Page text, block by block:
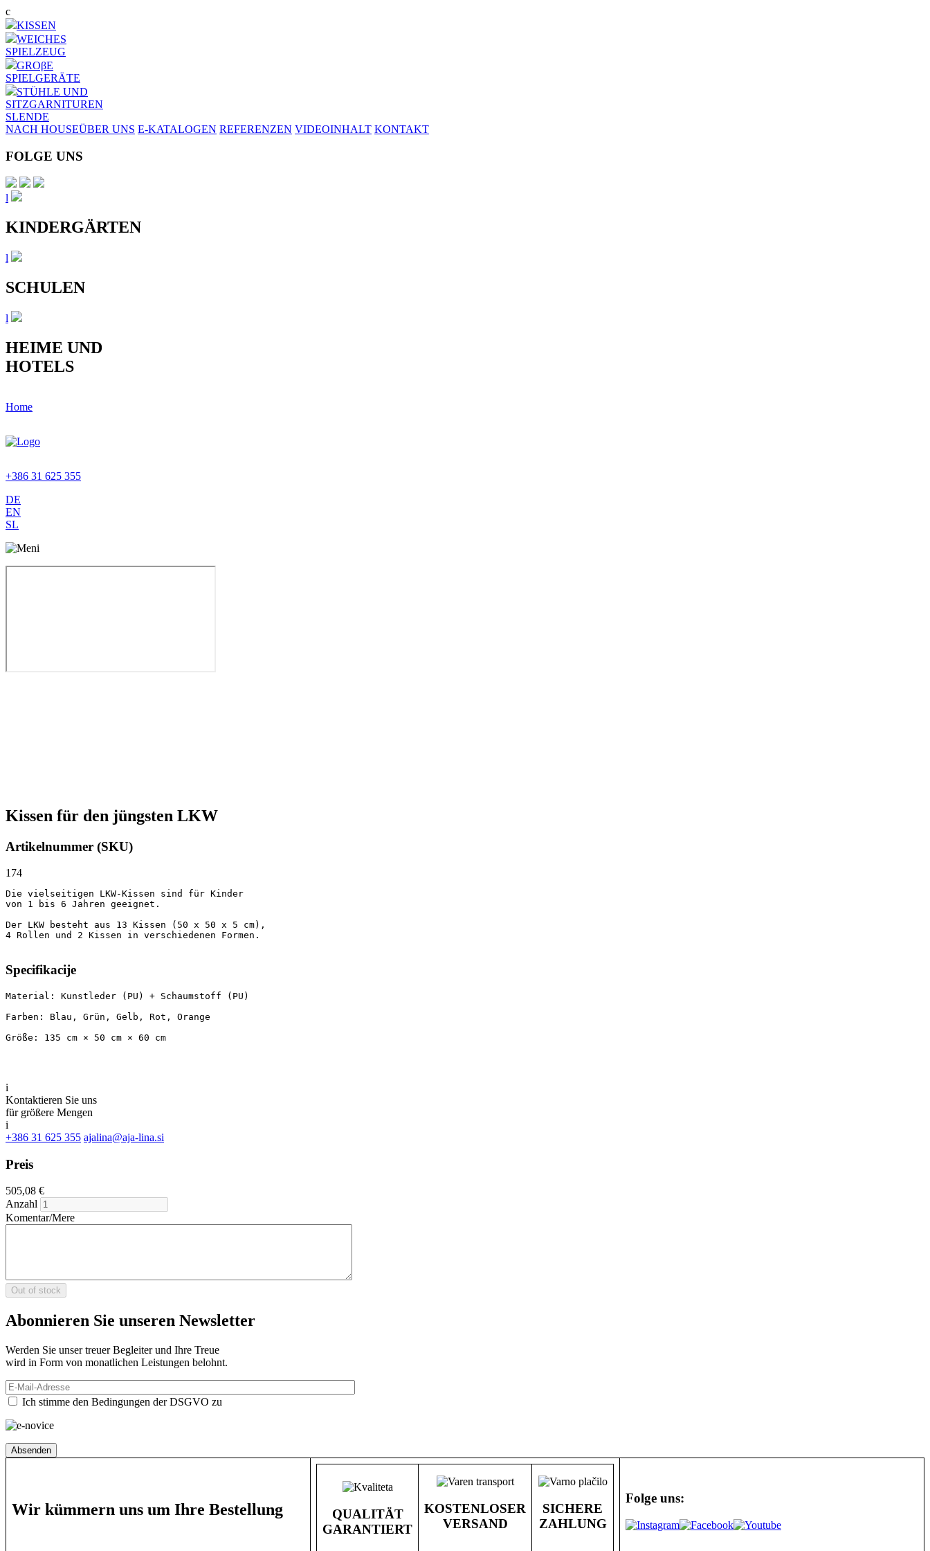
Direkt
zum
Inhalt
c
KISSEN
WEICHES
SPIELZEUG
GROβE
SPIELGERÄTE
STÜHLE UND
SITZGARNITUREN
SLENDE
NACH HOUSEÜBER UNS E-KATALOGEN REFERENZEN VIDEOINHALT KONTAKT
FOLGE UNS
l
KINDERGÄRTEN
l
SCHULEN
l
HEIME UND
HOTELS
Home
+386 31 625 355
DE
EN
SL
Kissen für den jüngsten LKW
Artikelnummer (SKU)
174
Die vielseitigen LKW-Kissen sind für Kinder
von 1 bis 6 Jahren geeignet.
Der LKW besteht aus 13 Kissen (50 x 50 x 5 cm),
4 Rollen und 2 Kissen in verschiedenen Formen.
Specifikacije
Material: Kunstleder (PU) + Schaumstoff (PU)
Farben: Blau, Grün, Gelb, Rot, Orange
Größe: 135 cm × 50 cm × 60 cm
i
Kontaktieren Sie uns
für größere Mengen
i
+386 31 625 355 ajalina@aja-lina.si
Preis
505,08 €
Anzahl
Komentar/Mere
Abonnieren Sie unseren Newsletter
Werden Sie unser treuer Begleiter und Ihre Treue
wird in Form von monatlichen Leistungen belohnt.
E-
Mail-Ich stimme den Bedingungen der DSGVO zu
Wir kümmern uns um Ihre Bestellung
QUALITÄT
GARANTIERT
KOSTENLOSER
VERSAND
SICHERE
ZAHLUNG
Folge uns: